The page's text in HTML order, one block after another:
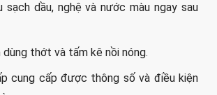
sạch dầu, nghệ và nước màu ngay sau
dùng thớt và tấm kê nồi nóng.
cung cấp được thông số và điều kiện